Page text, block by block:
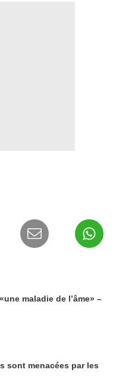
maladie de l’âme» –
sont menacées par les